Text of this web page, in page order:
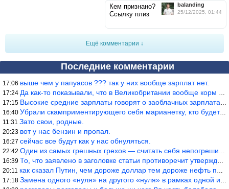
balanding
25/12/2025, 01:44
Кем признано?
Ссылку плиз
Ещё комментарии ↓
Последние комментарии
17:06 выше чем у папуасов ??? так у них вообще зарплат нет.
17:24 Да как-то показывали, что в Великобритании вообще корм для живот
17:15 Высокие средние зарплаты говорят о заоблачных зарплатах определё
16:40 Убрали скамприментирующего себя марианетку, кто будет следующим…
11:31 Зато свои, родные.
20:23 вот у нас бензин и пропал.
16:27 сейчас все будут как у нас обнуляться.
22:42 Один из самых грешных грехов — считать себя непогрешимым.
16:39 То, что заявлено в заголовке статьи противоречит утверждению &qu
20:11 как сказал Путин, чем дороже доллар тем дороже нефть продадим.
17:18 Замена одного «нуля» на другого «нуля» в рамках одной и той же с